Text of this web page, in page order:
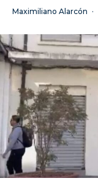
Maximiliano Alarcón ·